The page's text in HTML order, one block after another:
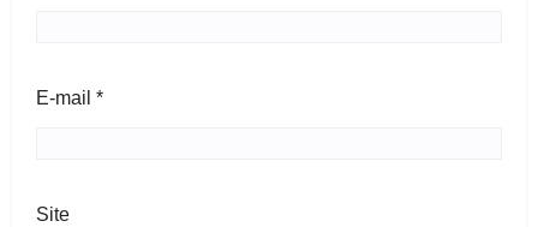
E-mail *
Site